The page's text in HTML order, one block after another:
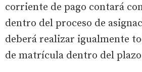
corriente de pago contará
dentro del proceso de
deberá realizar igualmente
de matrícula dentro del